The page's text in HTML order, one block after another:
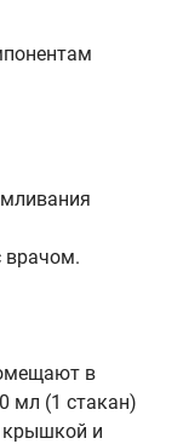
врачом.
в
мл (1 стакан)
крышкой и